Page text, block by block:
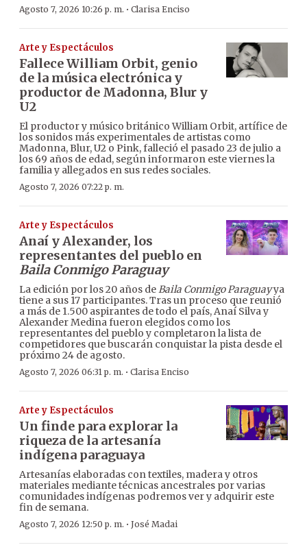
Agosto 7, 2026 10:26 p. m. · Clarisa Enciso
Arte y Espectáculos
Fallece William Orbit, genio
de la música electrónica y
productor de Madonna, Blur y
U2
El productor y músico británico William Orbit, artífice de
los sonidos más experimentales de artistas como
Madonna, Blur, U2 o Pink, falleció el pasado 23 de julio a
los 69 años de edad, según informaron este viernes la
familia y allegados en sus redes sociales.
Agosto 7, 2026 07:22 p. m.
Arte y Espectáculos
Anaí y Alexander, los
representantes del pueblo en
Baila Conmigo Paraguay
La edición por los 20 años deBaila Conmigo Paraguayya
tiene a sus 17 participantes. Tras un proceso que reunió
a más de 1.500 aspirantes de todo el país, Anaí Silva y
Alexander Medina fueron elegidos como los
representantes del pueblo y completaron la lista de
competidores que buscarán conquistar la pista desde el
próximo 24 de agosto.
Agosto 7, 2026 06:31 p. m. · Clarisa Enciso
Arte y Espectáculos
Un finde para explorar la
riqueza de la artesanía
indígena paraguaya
Artesanías elaboradas con textiles, madera y otros
materiales mediante técnicas ancestrales por varias
comunidades indígenas podremos ver y adquirir este
fin de semana.
Agosto 7, 2026 12:50 p. m. · José Madai